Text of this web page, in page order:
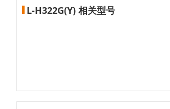
L-H322G(Y) 相关型号